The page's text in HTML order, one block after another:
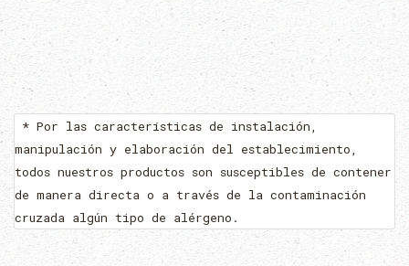
* Por las características de instalación,
manipulación y elaboración del establecimiento,
todos nuestros productos son susceptibles de contener
de manera directa o a través de la contaminación
cruzada algún tipo de alérgeno.